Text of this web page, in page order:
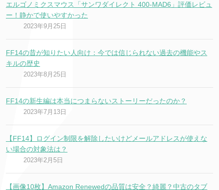
エルゴノミクスマウス「サンワダイレクト 400-MAD6」評価レビュ
ー！静かで使いやすかった
2023年9月25日
FF14の昔が知りたい人向け：今では信じられない過去の機能やス
キルの歴史
2023年8月25日
FF14の新生編は本当につまらないストーリーだったのか？
2023年7月13日
【FF14】ログイン制限を解除したいけどメールアドレスが使えな
い場合の対象法は？
2023年2月5日
【画像10枚】Amazon Renewedの品質は安全？綺麗？中古のタブ